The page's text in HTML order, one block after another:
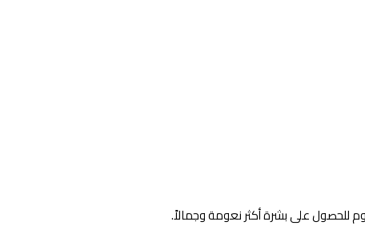
للحصول على بشرة أكثر نعومة وجمالاً.